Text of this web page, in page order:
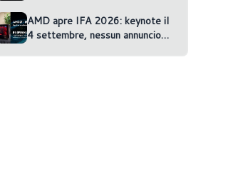
AMD apre IFA 2026: keynote il
4 settembre, nessun annuncio